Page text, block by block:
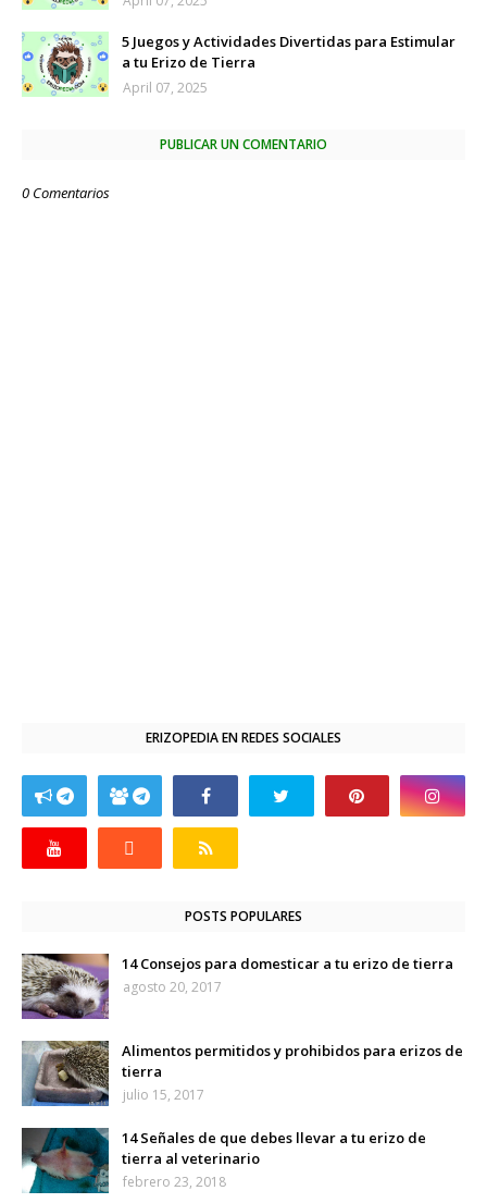
5 Juegos y Actividades Divertidas para Estimular
a tu Erizo de Tierra
April 07, 2025
PUBLICAR UN COMENTARIO
0 Comentarios
ERIZOPEDIA EN REDES SOCIALES
POSTS POPULARES
14 Consejos para domesticar a tu erizo de tierra
agosto 20, 2017
Alimentos permitidos y prohibidos para erizos de
tierra
julio 15, 2017
14 Señales de que debes llevar a tu erizo de
tierra al veterinario
febrero 23, 2018